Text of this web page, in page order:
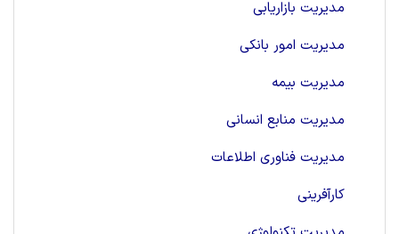
مدیریت بازاریابی
مدیریت امور بانکی
مدیریت بیمه
مدیریت منابع انسانی
مدیریت فناوری اطلاعات
کارآفرینی